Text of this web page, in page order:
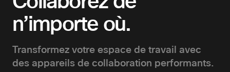
n’importe où.
Transformez votre espace de travail avec
des appareils de collaboration performants.